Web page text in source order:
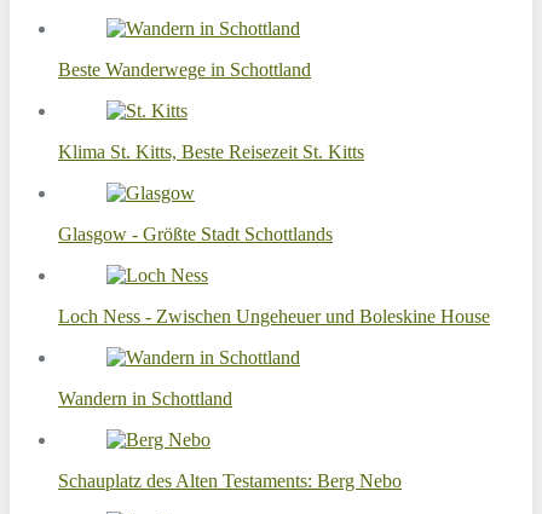
Beste Wanderwege in Schottland
Klima St. Kitts, Beste Reisezeit St. Kitts
Glasgow - Größte Stadt Schottlands
Loch Ness - Zwischen Ungeheuer und Boleskine House
Wandern in Schottland
Schauplatz des Alten Testaments: Berg Nebo